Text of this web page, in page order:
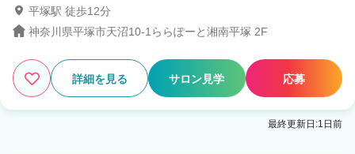
平塚駅 徒歩12分
神奈川県平塚市天沼10-1ららぽーと湘南平塚 2F
詳細を見る サロン見学 応募
最終更新日:1日前